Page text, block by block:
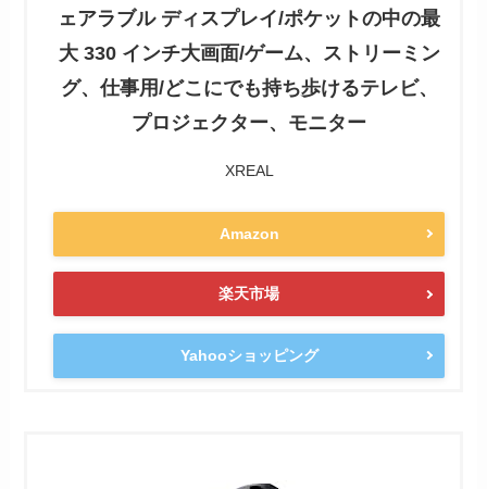
ェアラブル ディスプレイ/ポケットの中の最
大 330 インチ大画面/ゲーム、ストリーミン
グ、仕事用/どこにでも持ち歩けるテレビ、
プロジェクター、モニター
XREAL
Amazon
楽天市場
Yahooショッピング